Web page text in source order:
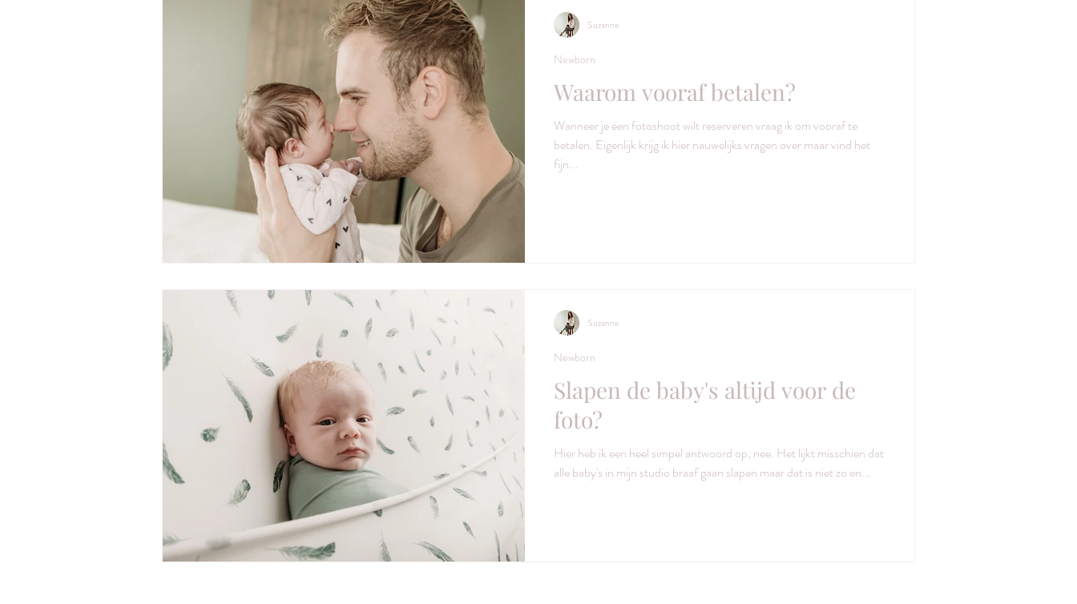
Waarom vooraf betalen?
Wanneer je een fotoshoot wilt reserveren vraag ik om vooraf te
betalen. Eigenlijk krijg ik hier nauwelijks vragen over maar vind het
fijn...
Newborn
Suzanne
Slapen de baby's altijd voor de
foto?
Hier heb ik een heel simpel antwoord op; nee. Het lijkt misschien dat
alle baby's in mijn studio braaf gaan slapen maar dat is niet zo en...
Newborn
Suzanne